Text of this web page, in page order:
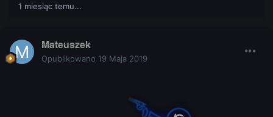
1 miesiąc temu...
Mateuszek
Opublikowano 19 Maja 2019